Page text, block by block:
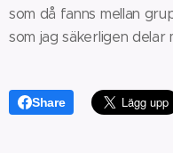
som då fanns mellan
som jag säkerligen delar
Share